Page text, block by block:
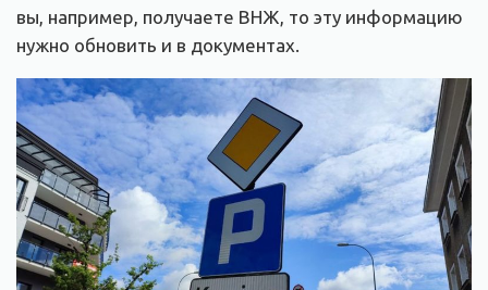
вы, например, получаете ВНЖ, то эту информацию
нужно обновить и в документах.